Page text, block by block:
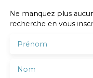
Ne manquez plus
recherche en vous
Prénom
Nom